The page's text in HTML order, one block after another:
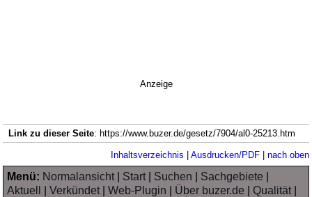
Anzeige
Link zu dieser Seite: https://www.buzer.de/gesetz/7904/al0-25213.htm
Inhaltsverzeichnis | Ausdrucken/PDF| nach oben
Menü: Normalansicht| Start| Suchen Sachgebiete
Aktuell
|Verkündet|Web-Plugin Über buzer.de |Qualität|